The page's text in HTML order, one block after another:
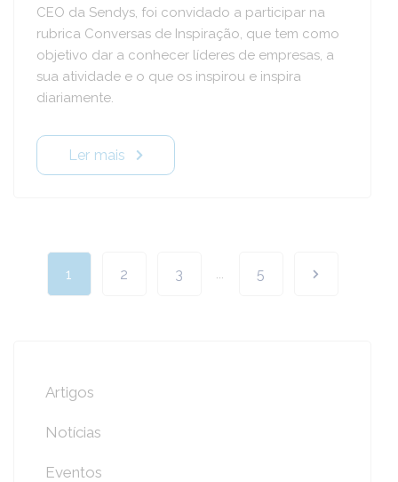
CEO da Sendys, foi convidado a participar na
rubrica Conversas de Inspiração, que tem como
objetivo dar a conhecer líderes de empresas, a
sua atividade e o que os inspirou e inspira
diariamente.
Ler mais
1 2 3 ... 5
Artigos
Notícias
Eventos